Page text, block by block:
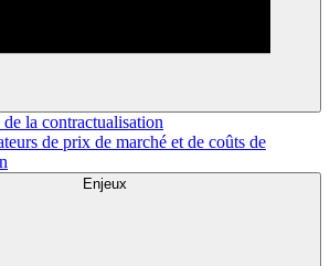
la contractualisation
de prix de marché et de coûts de
Enjeux